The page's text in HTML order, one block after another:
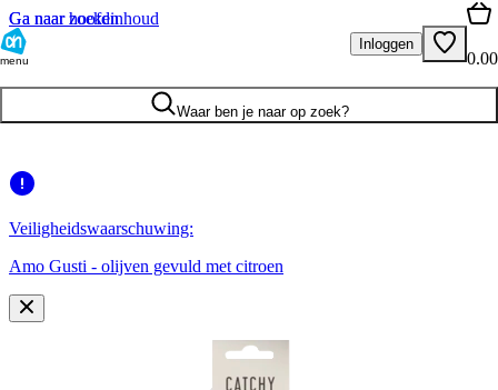
Ga naar hoofdinhoud
Ga naar zoeken
menu
Inloggen
0.00
Waar ben je naar op zoek?
Veiligheidswaarschuwing:
Amo Gusti - olijven gevuld met citroen